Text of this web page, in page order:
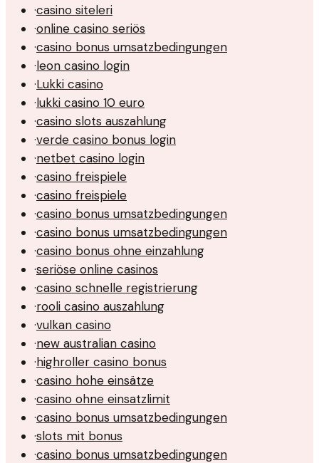
·casino siteleri
·online casino seriös
·casino bonus umsatzbedingungen
·leon casino login
·Lukki casino
·lukki casino 10 euro
·casino slots auszahlung
·verde casino bonus login
·netbet casino login
·casino freispiele
·casino freispiele
·casino bonus umsatzbedingungen
·casino bonus umsatzbedingungen
·casino bonus ohne einzahlung
·seriöse online casinos
·casino schnelle registrierung
·rooli casino auszahlung
·vulkan casino
·new australian casino
·highroller casino bonus
·casino hohe einsätze
·casino ohne einsatzlimit
·casino bonus umsatzbedingungen
·slots mit bonus
·casino bonus umsatzbedingungen